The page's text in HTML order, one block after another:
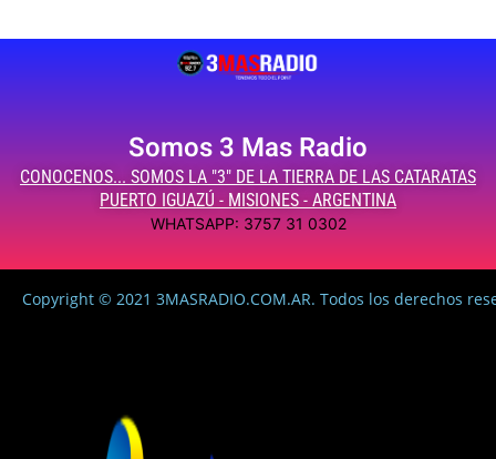
Somos 3 Mas Radio
CONOCENOS... SOMOS LA "3" DE LA TIERRA DE LAS CATARATAS
PUERTO IGUAZÚ - MISIONES - ARGENTINA
WHATSAPP: 3757 31 0302
Copyright © 2021 3MASRADIO.COM.AR. Todos los derechos